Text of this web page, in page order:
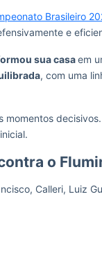
Brasileiro
e
sua casaem
, com uma
o
Calleri, Luiz